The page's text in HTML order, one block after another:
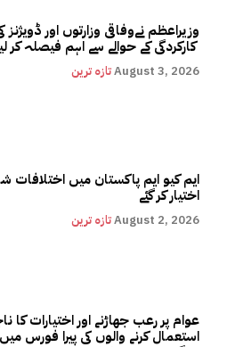
وزیراعظم نےوفاقی وزارتوں اور ڈویژنز
کارکردگی کے حوالے سے اہم فیصلہ کر لیا
تازہ ترینAugust 3, 2026
ایم کیو ایم پاکستان میں اختلافات
اختیار کر گئے
تازہ ترینAugust 2, 2026
عوام پر رعب جھاڑنے اور اختیارات کا
استعمال کرنے والوں کی پیرا فورس